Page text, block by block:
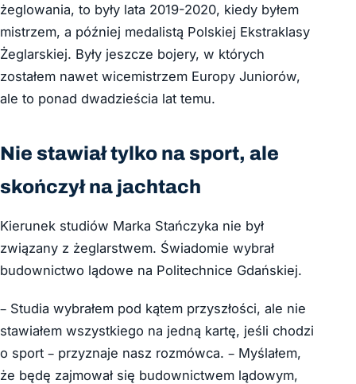
żeglowania, to były lata 2019-2020, kiedy byłem
mistrzem, a później medalistą Polskiej Ekstraklasy
Żeglarskiej. Były jeszcze bojery, w których
zostałem nawet wicemistrzem Europy Juniorów,
ale to ponad dwadzieścia lat temu.
Nie stawiał tylko na sport, ale
skończył na jachtach
Kierunek studiów Marka Stańczyka nie był
związany z żeglarstwem. Świadomie wybrał
budownictwo lądowe na Politechnice Gdańskiej.
– Studia wybrałem pod kątem przyszłości, ale nie
stawiałem wszystkiego na jedną kartę, jeśli chodzi
o sport – przyznaje nasz rozmówca. – Myślałem,
że będę zajmował się budownictwem lądowym,